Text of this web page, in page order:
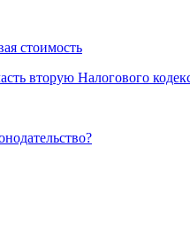
стоимость
вторую Налогового